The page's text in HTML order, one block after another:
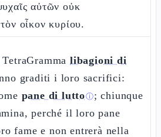
αὐτῶν οὐκ
οἶκον κυρίου.
libagioni di
graditi i loro sacrifici:
pane di luttoⓘ; chiunque
perché il loro pane
fame e non entrerà nella